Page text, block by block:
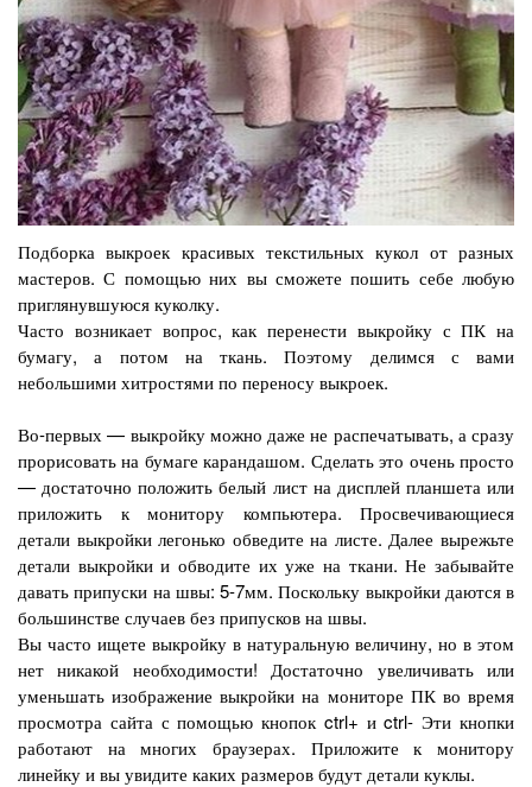
Подборка выкроек красивых текстильных кукол от разных
мастеров. С помощью них вы сможете пошить себе любую
приглянувшуюся куколку.
Часто возникает вопрос, как перенести выкройку с ПК на
бумагу, а потом на ткань. Поэтому делимся с вами
небольшими хитростями по переносу выкроек.
Во-первых — выкройку можно даже не распечатывать, а сразу
прорисовать на бумаге карандашом. Сделать это очень просто
— достаточно положить белый лист на дисплей планшета или
приложить к монитору компьютера. Просвечивающиеся
детали выкройки легонько обведите на листе. Далее вырежьте
детали выкройки и обводите их уже на ткани. Не забывайте
давать припуски на швы: 5-7мм. Поскольку выкройки даются в
большинстве случаев без припусков на швы.
Вы часто ищете выкройку в натуральную величину, но в этом
нет никакой необходимости! Достаточно увеличивать или
уменьшать изображение выкройки на мониторе ПК во время
просмотра сайта с помощью кнопок ctrl+ и ctrl- Эти кнопки
работают на многих браузерах. Приложите к монитору
линейку и вы увидите каких размеров будут детали куклы.